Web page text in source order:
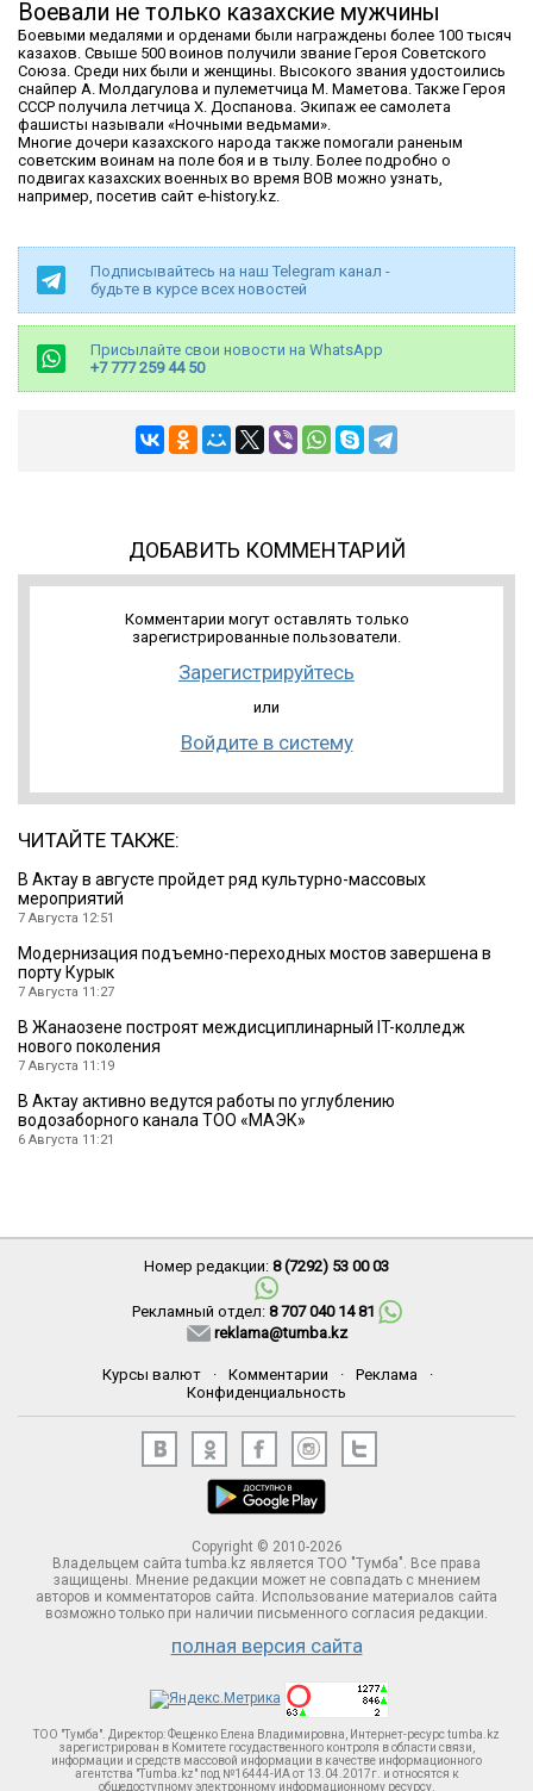
Воевали не только казахские мужчины
Боевыми медалями и орденами были награждены более 100 тысяч
казахов. Свыше 500 воинов получили звание Героя Советского
Союза. Среди них были и женщины. Высокого звания удостоились
снайпер А. Молдагулова и пулеметчица М. Маметова. Также Героя
СССР получила летчица Х. Доспанова. Экипаж ее самолета
фашисты называли «Ночными ведьмами».
Многие дочери казахского народа также помогали раненым
советским воинам на поле боя и в тылу. Более подробно о
подвигах казахских военных во время ВОВ можно узнать,
например, посетив сайт e-history.kz.
Подписывайтесь на наш Telegram канал -
будьте в курсе всех новостей
Присылайте свои новости на WhatsApp
+7 777 259 44 50
ДОБАВИТЬ КОММЕНТАРИЙ
Комментарии могут оставлять только
зарегистрированные пользователи.
Зарегистрируйтесь
или
Войдите в систему
ЧИТАЙТЕ ТАКЖЕ:
В Актау в августе пройдет ряд культурно-массовых
мероприятий
7 Августа 12:51
Модернизация подъемно-переходных мостов завершена в
порту Курык
7 Августа 11:27
В Жанаозене построят междисциплинарный IT-колледж
нового поколения
7 Августа 11:19
В Актау активно ведутся работы по углублению
водозаборного канала ТОО «МАЭК»
6 Августа 11:21
Номер редакции: 8 (7292) 53 00 03
Рекламный отдел: 8 707 040 14 81
reklama@tumba.kz
Курсы валют · Комментарии · Реклама
·
Конфиденциальность
Copyright © 2010-2026
Владельцем сайта tumba.kz является ТОО "Тумба". Все права
защищены. Мнение редакции может не совпадать с мнением
авторов и комментаторов сайта. Использование материалов сайта
возможно только при наличии письменного согласия редакции.
полная версия сайта
ТОО "Тумба". Директор: Фещенко Елена Владимировна, Интернет-ресурс tumba.kz
зарегистрирован в Комитете госудаственного контроля в области связи,
информации и средств массовой информации в качестве информационного
агентства "Tumba.kz" под №16444-ИА от 13.04.2017г. и относятся к
общедоступному электронному информационному ресурсу.